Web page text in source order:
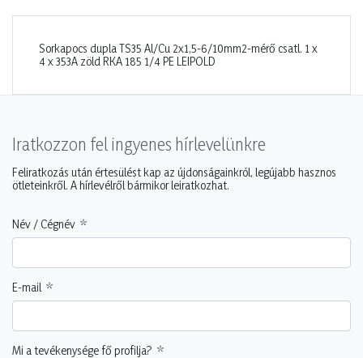
Sorkapocs dupla TS35 Al/Cu 2x1,5-6/10mm2-mérő csatl. 1 x
4 x 353A zöld RKA 185 1/4 PE LEIPOLD
Iratkozzon fel ingyenes hírlevelünkre
Feliratkozás után értesülést kap az újdonságainkról, legújabb hasznos
ötleteinkről. A hírlevélről bármikor leiratkozhat.
Név / Cégnév
E-mail
Mi a tevékenysége fő profilja?